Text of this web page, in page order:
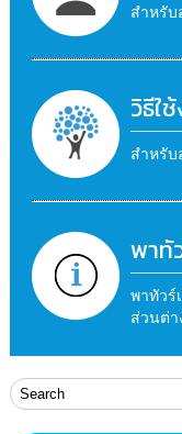
สำหรั
วิธีใ
สำหรับ
พาทั
พาทัวร์
ส่วนต่า